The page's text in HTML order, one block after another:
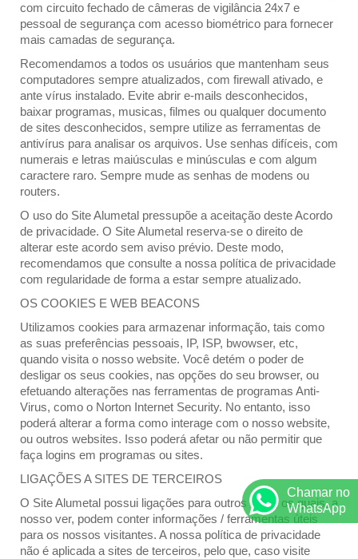
com circuito fechado de câmeras de vigilância 24x7 e
pessoal de segurança com acesso biométrico para fornecer
mais camadas de segurança.
Recomendamos a todos os usuários que mantenham seus
computadores sempre atualizados, com firewall ativado, e
ante vírus instalado. Evite abrir e-mails desconhecidos,
baixar programas, musicas, filmes ou qualquer documento
de sites desconhecidos, sempre utilize as ferramentas de
antivírus para analisar os arquivos. Use senhas difíceis, com
numerais e letras maiúsculas e minúsculas e com algum
caractere raro. Sempre mude as senhas de modens ou
routers.
O uso do Site Alumetal pressupõe a aceitação deste Acordo
de privacidade. O Site Alumetal reserva-se o direito de
alterar este acordo sem aviso prévio. Deste modo,
recomendamos que consulte a nossa política de privacidade
com regularidade de forma a estar sempre atualizado.
OS COOKIES E WEB BEACONS
Utilizamos cookies para armazenar informação, tais como
as suas preferências pessoais, IP, ISP, bwowser, etc,
quando visita o nosso website. Você detém o poder de
desligar os seus cookies, nas opções do seu browser, ou
efetuando alterações nas ferramentas de programas Anti-
Virus, como o Norton Internet Security. No entanto, isso
poderá alterar a forma como interage com o nosso website,
ou outros websites. Isso poderá afetar ou não permitir que
faça logins em programas ou sites.
LIGAÇÕES A SITES DE TERCEIROS
O Site Alumetal possui ligações para outros sites, os quais, a
nosso ver, podem conter informações / ferramentas úteis
para os nossos visitantes. A nossa política de privacidade
não é aplicada a sites de terceiros, pelo que, caso visite
Chamar no
WhatsApp